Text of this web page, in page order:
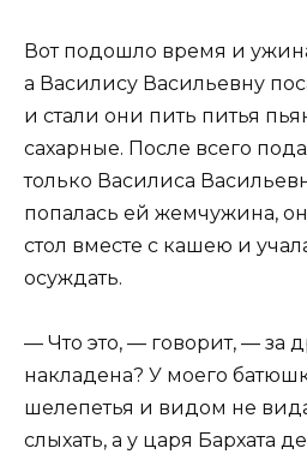
Вот подошло время и
а Василису Васильевну
и стали они пить питья
сахарные. После всего
только Василиса
попалась ей жемчужина,
стол вместе с кашею и
осуждать.
— Что это, — говорит, — за
накладена? У моего
шелепетья и видом не
слыхать, а у царя Бархата